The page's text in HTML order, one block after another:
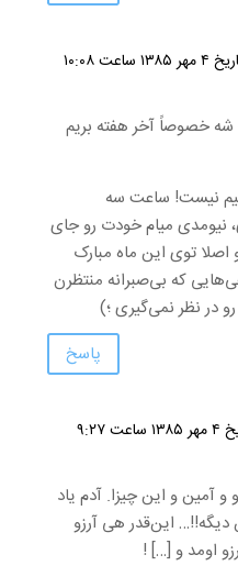
| نوشته شده در تاریخ ۴ مهر ۱۳۸۵ ساعت ۱۰:۰۸
شه خصوصاً آخر هفته بریم
نیست! ساعت سه
نیومدی میام خودت رو جای
توی این ماه مبارک
که بی‌صبرانه منتظرن
در نظر نمی‌گیری ؛)
پاسخ
| نوشته شده در تاریخ ۴ مهر ۱۳۸۵ ساعت ۹:۲۷
آمین و این چیزا. آدم یاد
این‌قدر هی آرزو
اومد و […] !